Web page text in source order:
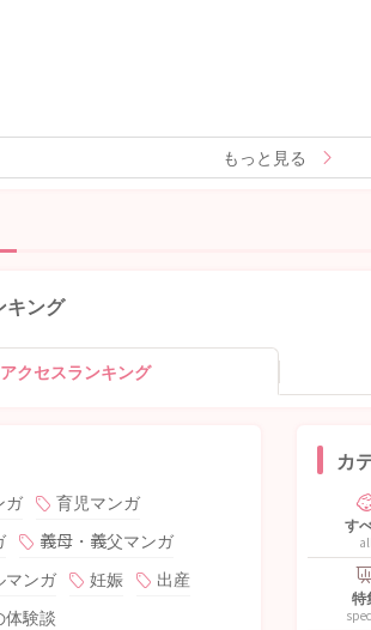
もっと見る
キング
アクセスランキング
ガ
育児マンガ
義母・義父マンガ
マンガ
妊娠
出産
体験談
カ
す
all
特